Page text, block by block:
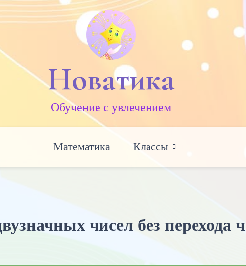
Новатика
Обучение c увлечением
Математика Классы
чисел без перехода